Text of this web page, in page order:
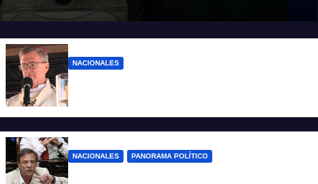
NACIONALES
NACIONALES PANORAMA POLÍTICO